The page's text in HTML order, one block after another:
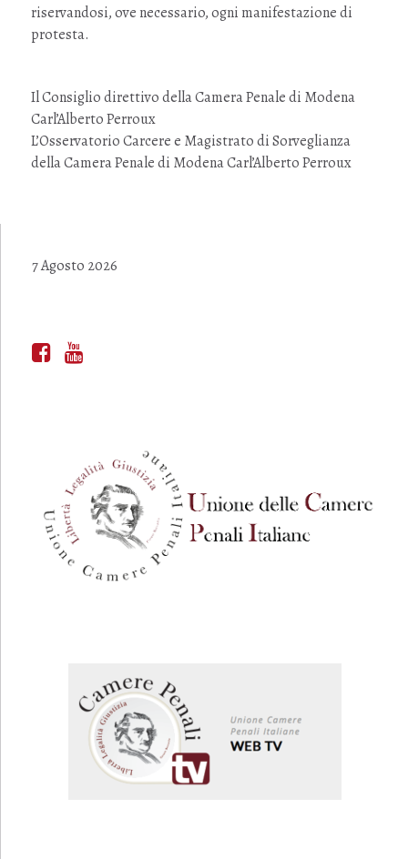
riservandosi, ove necessario, ogni manifestazione di
protesta.
Il Consiglio direttivo della Camera Penale di Modena
Carl’Alberto Perroux
L’Osservatorio Carcere e Magistrato di Sorveglianza
della Camera Penale di Modena Carl’Alberto Perroux
7 Agosto 2026